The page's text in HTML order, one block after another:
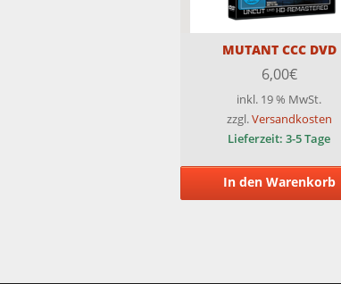
MUTANT CCC DVD
6,00€
inkl. 19 % MwSt.
zzgl.Versandkosten
Lieferzeit:3-5 Tage
In den Warenkorb